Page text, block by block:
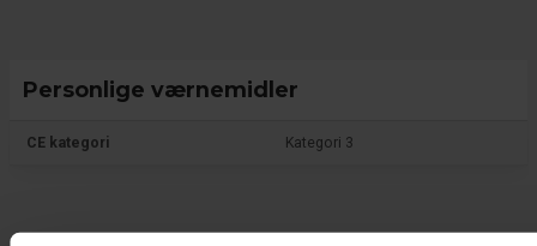
Personlige værnemidler
CE kategori Kategori 3